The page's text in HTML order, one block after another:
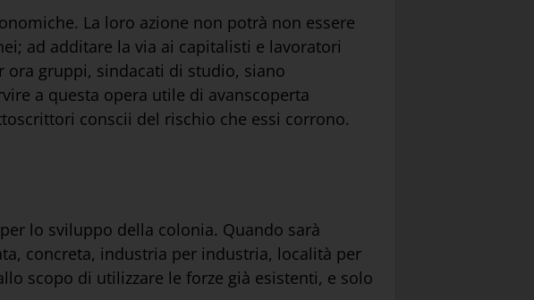
La loro azione non potrà non essere
ad additare la via ai capitalisti e lavoratori
gruppi, sindacati di studio, siano
a questa opera utile di avanscoperta
conscii del rischio che essi corrono.
lo sviluppo della colonia. Quando sarà
concreta, industria per industria, località per
scopo di utilizzare le forze già esistenti, e solo